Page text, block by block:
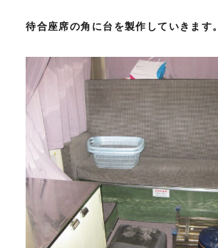
待合座席の角に台を製作していきます。